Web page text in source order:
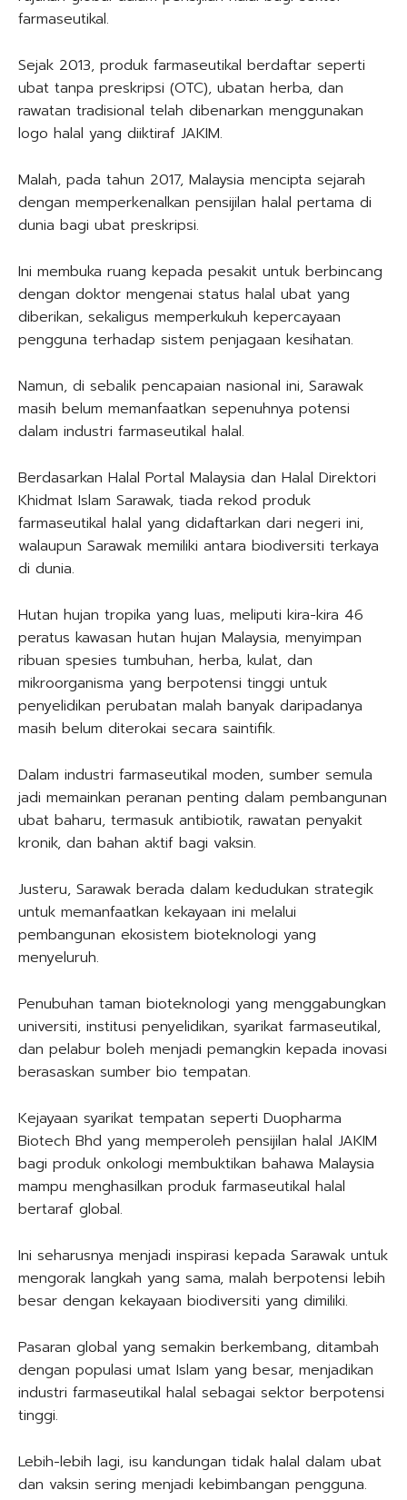
farmaseutikal.
Sejak 2013, produk farmaseutikal berdaftar seperti
ubat tanpa preskripsi (OTC), ubatan herba, dan
rawatan tradisional telah dibenarkan menggunakan
logo halal yang diiktiraf JAKIM.
Malah, pada tahun 2017, Malaysia mencipta sejarah
dengan memperkenalkan pensijilan halal pertama di
dunia bagi ubat preskripsi.
Ini membuka ruang kepada pesakit untuk berbincang
dengan doktor mengenai status halal ubat yang
diberikan, sekaligus memperkukuh kepercayaan
pengguna terhadap sistem penjagaan kesihatan.
Namun, di sebalik pencapaian nasional ini, Sarawak
masih belum memanfaatkan sepenuhnya potensi
dalam industri farmaseutikal halal.
Berdasarkan Halal Portal Malaysia dan Halal Direktori
Khidmat Islam Sarawak, tiada rekod produk
farmaseutikal halal yang didaftarkan dari negeri ini,
walaupun Sarawak memiliki antara biodiversiti terkaya
di dunia.
Hutan hujan tropika yang luas, meliputi kira-kira 46
peratus kawasan hutan hujan Malaysia, menyimpan
ribuan spesies tumbuhan, herba, kulat, dan
mikroorganisma yang berpotensi tinggi untuk
penyelidikan perubatan malah banyak daripadanya
masih belum diterokai secara saintifik.
Dalam industri farmaseutikal moden, sumber semula
jadi memainkan peranan penting dalam pembangunan
ubat baharu, termasuk antibiotik, rawatan penyakit
kronik, dan bahan aktif bagi vaksin.
Justeru, Sarawak berada dalam kedudukan strategik
untuk memanfaatkan kekayaan ini melalui
pembangunan ekosistem bioteknologi yang
menyeluruh.
Penubuhan taman bioteknologi yang menggabungkan
universiti, institusi penyelidikan, syarikat farmaseutikal,
dan pelabur boleh menjadi pemangkin kepada inovasi
berasaskan sumber bio tempatan.
Kejayaan syarikat tempatan seperti Duopharma
Biotech Bhd yang memperoleh pensijilan halal JAKIM
bagi produk onkologi membuktikan bahawa Malaysia
mampu menghasilkan produk farmaseutikal halal
bertaraf global.
Ini seharusnya menjadi inspirasi kepada Sarawak untuk
mengorak langkah yang sama, malah berpotensi lebih
besar dengan kekayaan biodiversiti yang dimiliki.
Pasaran global yang semakin berkembang, ditambah
dengan populasi umat Islam yang besar, menjadikan
industri farmaseutikal halal sebagai sektor berpotensi
tinggi.
Lebih-lebih lagi, isu kandungan tidak halal dalam ubat
dan vaksin sering menjadi kebimbangan pengguna.